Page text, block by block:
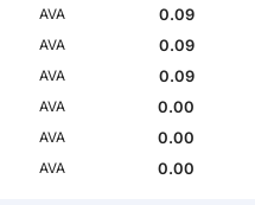
AVA
0.09
AVA
0.09
AVA
0.09
AVA
0.00
AVA
0.00
AVA 0.00